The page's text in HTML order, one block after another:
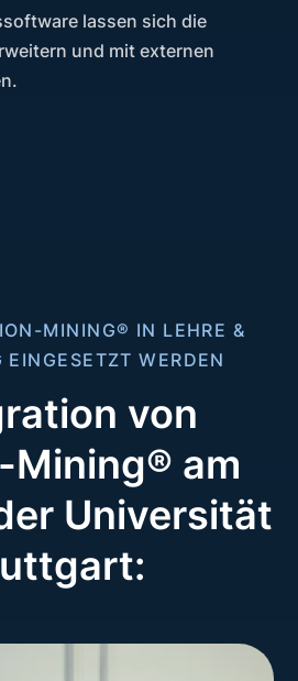
lassen sich die
und mit externen
MINING® IN LEHRE &
EINGESETZT WERDEN
von
am
Universität